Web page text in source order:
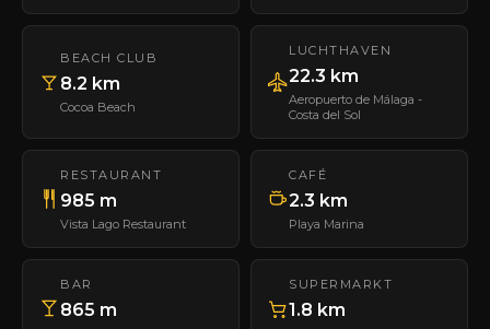
BEACH CLUB
8.2 km
Cocoa Beach
LUCHTHAVEN
22.3 km
Aeropuerto de Málaga -
Costa del Sol
RESTAURANT
985 m
Vista Lago Restaurant
CAFÉ
2.3 km
Playa Marina
BAR
865 m
SUPERMARKT
1.8 km